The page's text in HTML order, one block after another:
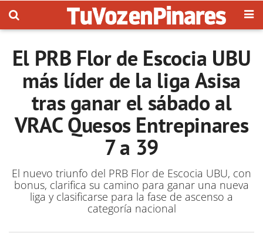
El PRB Flor de Escocia UBU
más líder de la liga Asisa
tras ganar el sábado al
VRAC Quesos Entrepinares
7 a 39
El nuevo triunfo del PRB Flor de Escocia UBU, con
bonus, clarifica su camino para ganar una nueva
liga y clasificarse para la fase de ascenso a
categoría nacional